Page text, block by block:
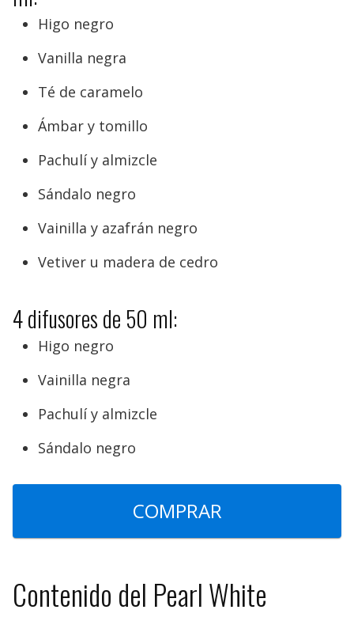
Higo negro
Vanilla negra
Té de caramelo
Ámbar y tomillo
Pachulí y almizcle
Sándalo negro
Vainilla y azafrán negro
Vetiver u madera de cedro
4 difusores de 50 ml:
Higo negro
Vainilla negra
Pachulí y almizcle
Sándalo negro
COMPRAR
Contenido del Pearl White